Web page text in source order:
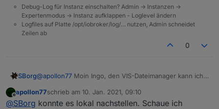
Debug-Log für Instanz einschalten? Admin -> Instanzen ->
Expertenmodus -> Instanz aufklappen - Loglevel ändern
Logfiles auf Platte /opt/iobroker/log/… nutzen, Admin schneidet
Zeilen ab
0
SBorg@apollon77 Moin Ingo, den VIS-Dateimanager kann ich
den /vis.0/ - Ordner jedes mal einen neuen Slash mit an
;)
Offline
apollon77schrieb am 10. Jan. 2021, 09:10
zuletzt editiert von
@SBorg konnte es lokal nachstellen. Schaue ich